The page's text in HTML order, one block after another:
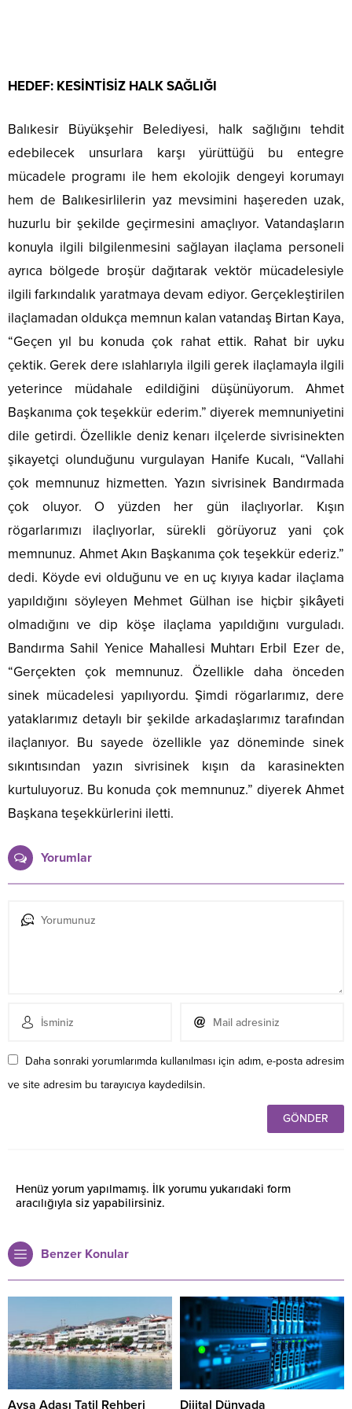
HEDEF: KESİNTİSİZ HALK SAĞLIĞI
Balıkesir Büyükşehir Belediyesi, halk sağlığını tehdit
edebilecek unsurlara karşı yürüttüğü bu entegre
mücadele programı ile hem ekolojik dengeyi korumayı
hem de Balıkesirlilerin yaz mevsimini haşereden uzak,
huzurlu bir şekilde geçirmesini amaçlıyor. Vatandaşların
konuyla ilgili bilgilenmesini sağlayan ilaçlama personeli
ayrıca bölgede broşür dağıtarak vektör mücadelesiyle
ilgili farkındalık yaratmaya devam ediyor. Gerçekleştirilen
ilaçlamadan oldukça memnun kalan vatandaş Birtan Kaya,
“Geçen yıl bu konuda çok rahat ettik. Rahat bir uyku
çektik. Gerek dere ıslahlarıyla ilgili gerek ilaçlamayla ilgili
yeterince müdahale edildiğini düşünüyorum. Ahmet
Başkanıma çok teşekkür ederim.” diyerek memnuniyetini
dile getirdi. Özellikle deniz kenarı ilçelerde sivrisinekten
şikayetçi olunduğunu vurgulayan Hanife Kucalı, “Vallahi
çok memnunuz hizmetten. Yazın sivrisinek Bandırmada
çok oluyor. O yüzden her gün ilaçlıyorlar. Kışın
rögarlarımızı ilaçlıyorlar, sürekli görüyoruz yani çok
memnunuz. Ahmet Akın Başkanıma çok teşekkür ederiz.”
dedi. Köyde evi olduğunu ve en uç kıyıya kadar ilaçlama
yapıldığını söyleyen Mehmet Gülhan ise hiçbir şikâyeti
olmadığını ve dip köşe ilaçlama yapıldığını vurguladı.
Bandırma Sahil Yenice Mahallesi Muhtarı Erbil Ezer de,
“Gerçekten çok memnunuz. Özellikle daha önceden
sinek mücadelesi yapılıyordu. Şimdi rögarlarımız, dere
yataklarımız detaylı bir şekilde arkadaşlarımız tarafından
ilaçlanıyor. Bu sayede özellikle yaz döneminde sinek
sıkıntısından yazın sivrisinek kışın da karasinekten
kurtuluyoruz. Bu konuda çok memnunuz.” diyerek Ahmet
Başkana teşekkürlerini iletti.
Yorumlar
Daha sonraki yorumlarımda kullanılması için adım, e-posta adresim
ve site adresim bu tarayıcıya kaydedilsin.
Henüz yorum yapılmamış. İlk yorumu yukarıdaki form
aracılığıyla siz yapabilirsiniz.
Benzer Konular
Avşa Adası Tatil Rehberi
Dijital Dünyada